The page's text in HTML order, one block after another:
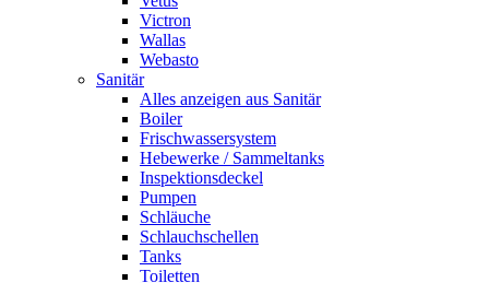
Victron
Wallas
Webasto
Sanitär
Alles anzeigen aus Sanitär
Boiler
Frischwassersystem
Hebewerke / Sammeltanks
Inspektionsdeckel
Pumpen
Schläuche
Schlauchschellen
Tanks
Toiletten